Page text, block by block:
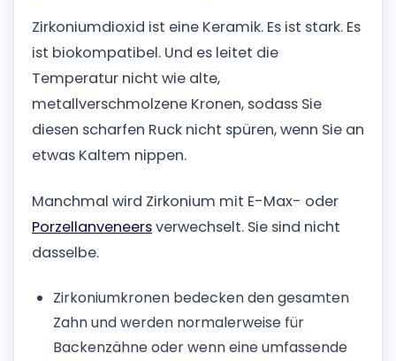
Zirkoniumdioxid ist eine Keramik. Es ist stark. Es
ist biokompatibel. Und es leitet die
Temperatur nicht wie alte,
metallverschmolzene Kronen, sodass Sie
diesen scharfen Ruck nicht spüren, wenn Sie an
etwas Kaltem nippen.
Manchmal wird Zirkonium mit E-Max- oder
Porzellanveneersverwechselt. Sie sind nicht
dasselbe.
Zirkoniumkronen bedecken den gesamten
Zahn und werden normalerweise für
Backenzähne oder wenn eine umfassende